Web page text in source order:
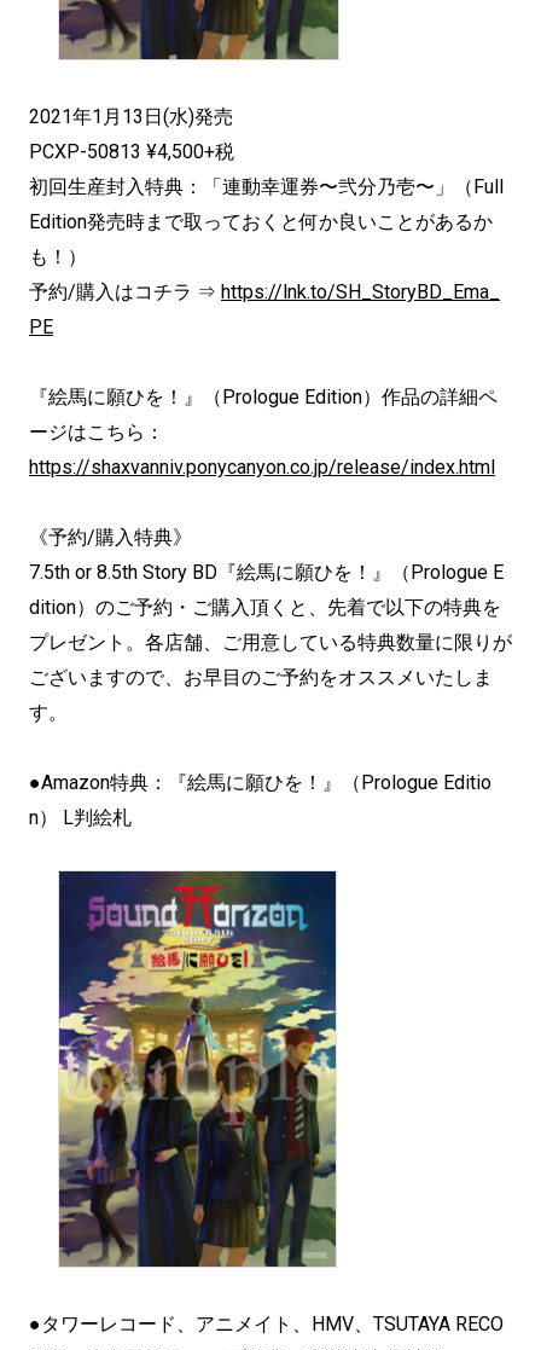
2021年1月13日(水)発売
PCXP-50813 ¥4,500+税
初回生産封入特典：「連動幸運券〜弐分乃壱〜」（Full
Edition発売時まで取っておくと何か良いことがあるか
も！）
予約/購入はコチラ ⇒ https://lnk.to/SH_StoryBD_Ema_
PE
『絵馬に願ひを！』（Prologue Edition）作品の詳細ペ
ージはこちら：
https://shaxvanniv.ponycanyon.co.jp/release/index.html
《予約/購入特典》
7.5th or 8.5th Story BD『絵馬に願ひを！』（Prologue E
dition）のご予約・ご購入頂くと、先着で以下の特典を
プレゼント。各店舗、ご用意している特典数量に限りが
ございますので、お早目のご予約をオススメいたしま
す。
●Amazon特典：『絵馬に願ひを！』（Prologue Editio
n） L判絵札
●タワーレコード、アニメイト、HMV、TSUTAYA RECO